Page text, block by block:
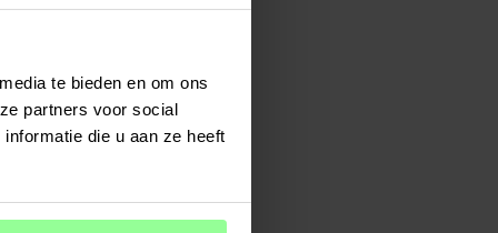
te bieden en om ons
partners voor social
die u aan ze heeft